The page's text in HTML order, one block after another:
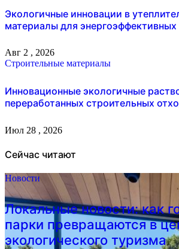
Экологичные инновации в
материалы для
Авг 2 , 2026
Строительные материалы
Инновационные экологичные
переработанных строительных
Июл 28 , 2026
Сейчас читают
Новости
Локальные новости: как
парки превращаются в
экологического туризма